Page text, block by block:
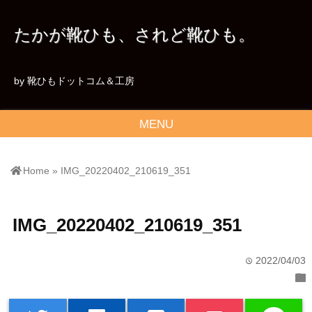
たかが靴ひも、されど靴ひも。
by 靴ひもドットコム＆工房
MENU
Home » IMG_20220402_210619_351
IMG_20220402_210619_351
time 2022/04/03
folder